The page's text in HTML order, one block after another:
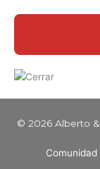
© 2026 Alberto